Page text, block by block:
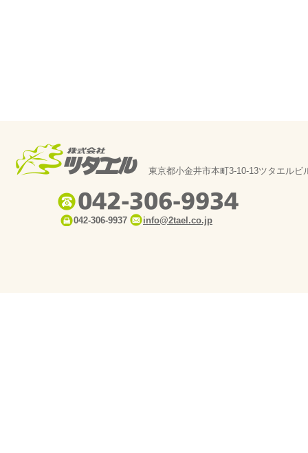
東京都小金井市本町3-10-13ツタエルビ
042-306-9937 info@2tael.co.jp